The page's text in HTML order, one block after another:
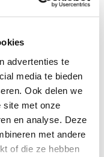
advertenties te
media te bieden
Ook delen we
site met onze
en analyse. Deze
met andere
of die ze hebben
lopen wanneer
per kameel vanuit
Holland. Maar
deze
verdwijnen.